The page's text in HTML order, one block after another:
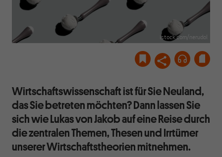
istock.com/nerudol
Wirtschaftswissenschaft ist für Sie Neuland,
das Sie betreten möchten? Dann lassen Sie
sich wie Lukas von Jakob auf eine Reise durch
die zentralen Themen, Thesen und Irrtümer
unserer Wirtschaftstheorien mitnehmen.